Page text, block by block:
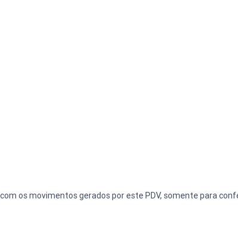
os movimentos gerados por este PDV, somente para